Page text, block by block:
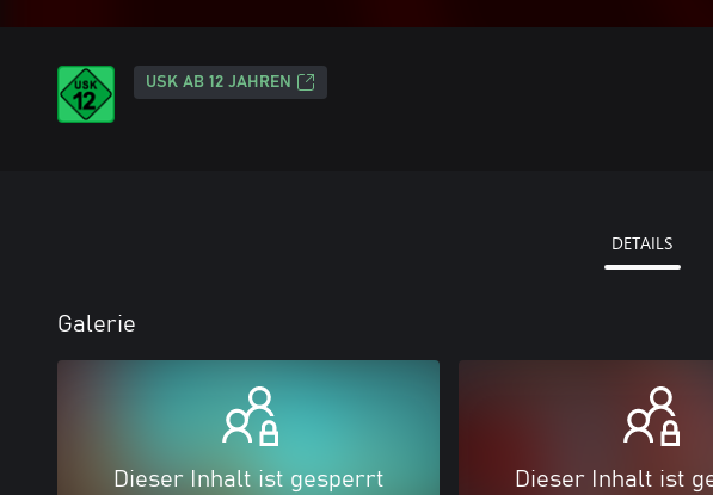
USK AB 12 JAHREN
DETAILS
Galerie
Dieser Inhalt ist gesperrt Dieser Inhalt ist